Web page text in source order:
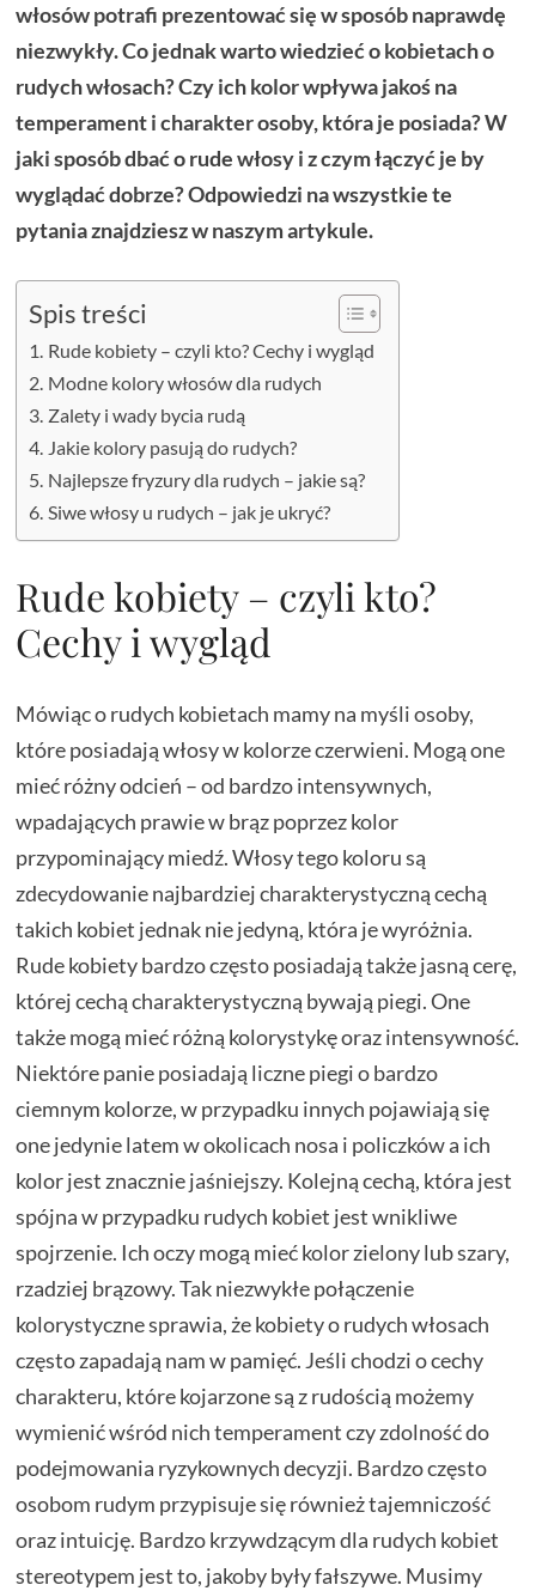
włosów potrafi prezentować się w sposób naprawdę
niezwykły. Co jednak warto wiedzieć o kobietach o
rudych włosach? Czy ich kolor wpływa jakoś na
temperament i charakter osoby, która je posiada? W
jaki sposób dbać o rude włosy i z czym łączyć je by
wyglądać dobrze? Odpowiedzi na wszystkie te
pytania znajdziesz w naszym artykule.
Spis treści
Rude kobiety – czyli kto? Cechy i wygląd
Modne kolory włosów dla rudych
Zalety i wady bycia rudą
Jakie kolory pasują do rudych?
Najlepsze fryzury dla rudych – jakie są?
Siwe włosy u rudych – jak je ukryć?
Rude kobiety – czyli kto?
Cechy i wygląd
Mówiąc o rudych kobietach mamy na myśli osoby,
które posiadają włosy w kolorze czerwieni. Mogą one
mieć różny odcień – od bardzo intensywnych,
wpadających prawie w brąz poprzez kolor
przypominający miedź. Włosy tego koloru są
zdecydowanie najbardziej charakterystyczną cechą
takich kobiet jednak nie jedyną, która je wyróżnia.
Rude kobiety bardzo często posiadają także jasną cerę,
której cechą charakterystyczną bywają piegi. One
także mogą mieć różną kolorystykę oraz intensywność.
Niektóre panie posiadają liczne piegi o bardzo
ciemnym kolorze, w przypadku innych pojawiają się
one jedynie latem w okolicach nosa i policzków a ich
kolor jest znacznie jaśniejszy. Kolejną cechą, która jest
spójna w przypadku rudych kobiet jest wnikliwe
spojrzenie. Ich oczy mogą mieć kolor zielony lub szary,
rzadziej brązowy. Tak niezwykłe połączenie
kolorystyczne sprawia, że kobiety o rudych włosach
często zapadają nam w pamięć. Jeśli chodzi o cechy
charakteru, które kojarzone są z rudością możemy
wymienić wśród nich temperament czy zdolność do
podejmowania ryzykownych decyzji. Bardzo często
osobom rudym przypisuje się również tajemniczość
oraz intuicję. Bardzo krzywdzącym dla rudych kobiet
stereotypem jest to, jakoby były fałszywe. Musimy